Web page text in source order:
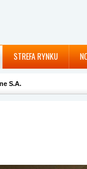
STREFA RYNKU
S.A.